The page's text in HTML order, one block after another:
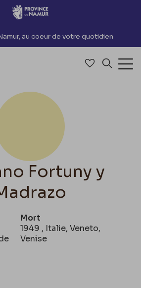
au contenu
au coeur de votre quotidien
Accéder à
Fortuny y
Mort
1949 , Italie, Veneto,
Venise